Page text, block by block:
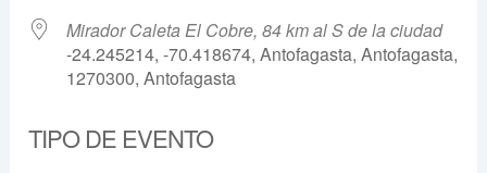
Mirador Caleta El Cobre, 84 km al S de la ciudad
-24.245214, -70.418674, Antofagasta, Antofagasta,
1270300, Antofagasta
TIPO DE EVENTO